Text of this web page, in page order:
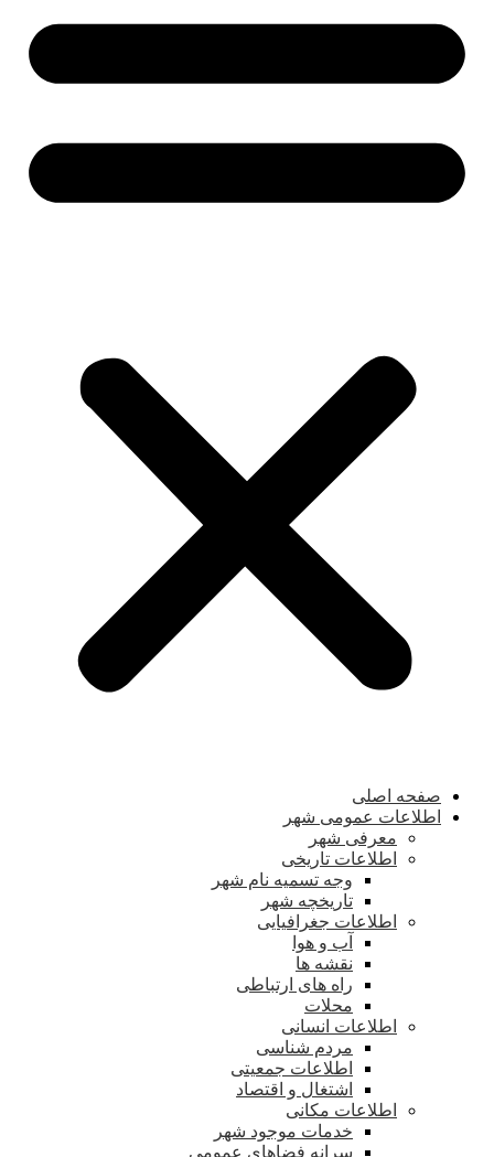
صفحه اصلی
اطلاعات عمومی شهر
معرفی شهر
اطلاعات تاریخی
وجه تسمیه نام شهر
تاریخچه شهر
اطلاعات جغرافیایی
آب و هوا
نقشه ها
راه های ارتباطی
محلات
اطلاعات انسانی
مردم شناسی
اطلاعات جمعیتی
اشتغال و اقتصاد
اطلاعات مکانی
خدمات موجود شهر
سرانه فضاهای عمومی